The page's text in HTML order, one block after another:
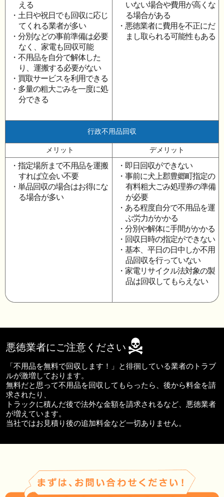
える
・土日や祝日でも回収に応じ
てくれる業者が多い
・分別などの事前準備は必要
なく、家電も回収可能
・不用品を自分で解体した
り、運搬する必要がない
・買取サービスを利用できる
・多量の粗大ごみを一度に処
分できる
いない場合や費用が高くな
る場合がある
・悪徳業者に費用を不正にだ
まし取られる可能性もある
行政不用品回収
メリット デメリット
・指定場所まで不用品を運搬
すれば立会い不要
・単品回収の場合はお得にな
る場合が多い
・即日回収ができない
・事前に犬上郡豊郷町指定の
有料粗大ごみ処理券の準備
が必要
・ある程度自分で不用品を運
ぶ労力がかかる
・分別や解体に手間がかかる
・回収日時の指定ができない
・基本、平日の日中しか不用
品回収を行っていない
・家電リサイクル法対象の製
品は回収してもらえない
悪徳業者にご注意ください
「不用品を無料で回収します！」と徘徊している業者のトラブ
ルが激増しております。
無料だと思って不用品を回収してもらったら、後から料金を請
求されたり、
トラックに積んだ後で法外な金額を請求されるなど、悪徳業者
が増えています。
当社ではお見積り後の追加料金など一切ありません。